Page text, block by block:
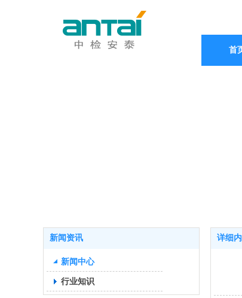
首
新闻资讯
新闻中心
行业知识
详细